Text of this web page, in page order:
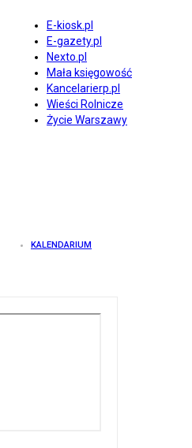
E-kiosk.pl
E-gazety.pl
Nexto.pl
Mała księgowość
Kancelarierp.pl
Wieści Rolnicze
Życie Warszawy
KALENDARIUM